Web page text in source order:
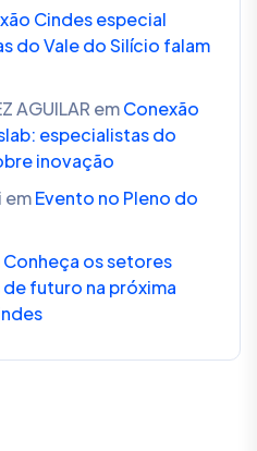
Cindes especial
do Vale do Silício falam
AGUILAR emConexão
especialistas do
inovação
emEvento no Pleno do
Conheça os setores
futuro na próxima